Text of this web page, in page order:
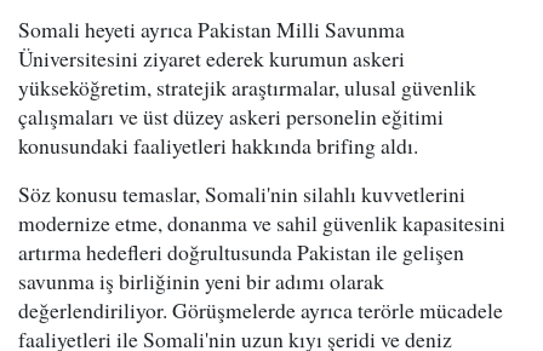
Somali heyeti ayrıca Pakistan Milli Savunma
Üniversitesini ziyaret ederek kurumun askeri
yükseköğretim, stratejik araştırmalar, ulusal güvenlik
çalışmaları ve üst düzey askeri personelin eğitimi
konusundaki faaliyetleri hakkında brifing aldı.
Söz konusu temaslar, Somali'nin silahlı kuvvetlerini
modernize etme, donanma ve sahil güvenlik kapasitesini
artırma hedefleri doğrultusunda Pakistan ile gelişen
savunma iş birliğinin yeni bir adımı olarak
değerlendiriliyor. Görüşmelerde ayrıca terörle mücadele
faaliyetleri ile Somali'nin uzun kıyı şeridi ve deniz